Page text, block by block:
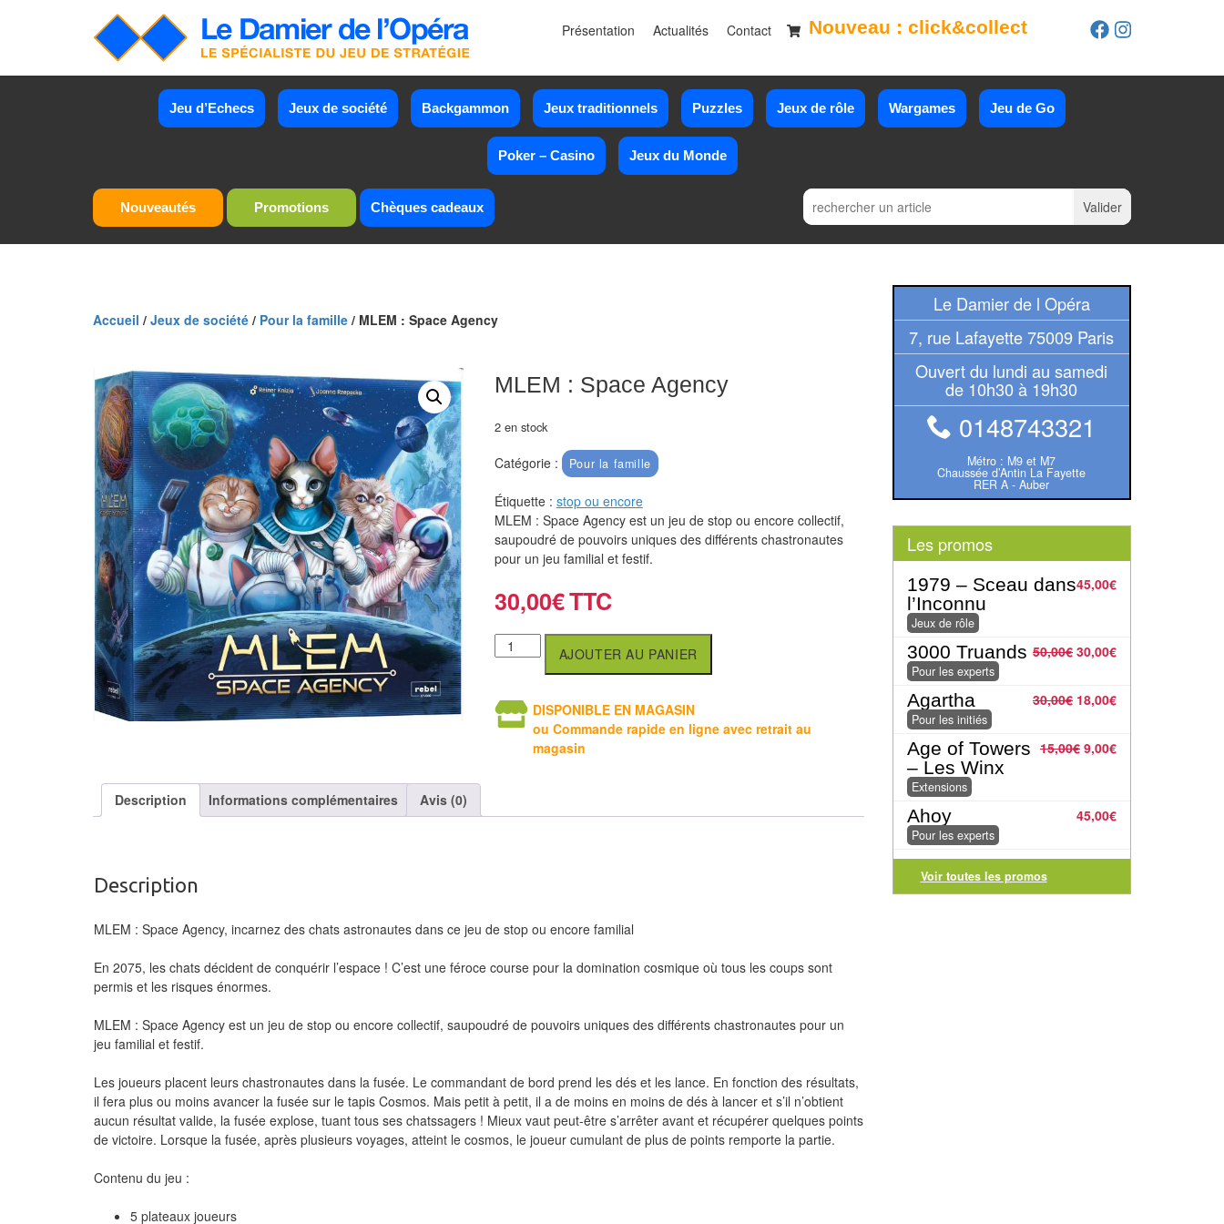
Présentation Actualités Contact Nouveau : click&collect
Jeu d’Echecs Jeux de société Backgammon Jeux traditionnels Puzzles Jeux de rôle Wargames Jeu de Go
Poker – Casino Jeux du Monde
Nouveautés Promotions Chèques cadeaux
Accueil / Jeux de société / Pour la famille / MLEM : Space Agency
MLEM : Space Agency
2 en stock
Catégorie : Pour la famille
Étiquette : stop ou encore
MLEM : Space Agency est un jeu de stop ou encore collectif,
saupoudré de pouvoirs uniques des différents chastronautes
pour un jeu familial et festif.
30,00€
AJOUTER AU PANIER
DISPONIBLE EN MAGASIN
ou Commande rapide en ligne avec retrait au
magasin
Description Informations complémentaires Avis (0)
Description
MLEM : Space Agency, incarnez des chats astronautes dans ce jeu de stop ou encore familial
En 2075, les chats décident de conquérir l’espace ! C’est une féroce course pour la domination cosmique où tous les coups sont
permis et les risques énormes.
MLEM : Space Agency est un jeu de stop ou encore collectif, saupoudré de pouvoirs uniques des différents chastronautes pour un
jeu familial et festif.
Les joueurs placent leurs chastronautes dans la fusée. Le commandant de bord prend les dés et les lance. En fonction des résultats,
il fera plus ou moins avancer la fusée sur le tapis Cosmos. Mais petit à petit, il a de moins en moins de dés à lancer et s’il n’obtient
aucun résultat valide, la fusée explose, tuant tous ses chatssagers ! Mieux vaut peut-être s’arrêter avant et récupérer quelques points
de victoire. Lorsque la fusée, après plusieurs voyages, atteint le cosmos, le joueur cumulant de plus de points remporte la partie.
Contenu du jeu :
5 plateaux joueurs
Le Damier de l Opéra
7, rue Lafayette 75009 Paris
Ouvert du lundi au samedi
de 10h30 à 19h30
0148743321
Métro : M9 et M7
Chaussée d’Antin La Fayette
RER A - Auber
Les promos
45,00€
1979 – Sceau dans
l’Inconnu
Jeux de rôle
50,00€ 30,00€
3000 Truands
Pour les experts
30,00€ 18,00€
Agartha
Pour les initiés
15,00€ 9,00€
Age of Towers
– Les Winx
Extensions
45,00€
Ahoy
Pour les experts
Voir toutes les promos